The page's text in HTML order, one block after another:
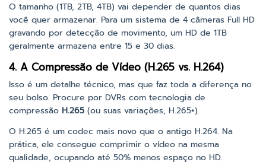
O tamanho (1TB, 2TB, 4TB) vai depender de quantos dias
você quer armazenar. Para um sistema de 4 câmeras Full HD
gravando por detecção de movimento, um HD de 1TB
geralmente armazena entre 15 e 30 dias.
4. A Compressão de Vídeo (H.265 vs. H.264)
Isso é um detalhe técnico, mas que faz toda a diferença no
seu bolso. Procure por DVRs com tecnologia de
compressão H.265 (ou suas variações, H.265+).
O H.265 é um codec mais novo que o antigo H.264. Na
prática, ele consegue comprimir o vídeo na mesma
qualidade, ocupando até 50% menos espaço no HD.